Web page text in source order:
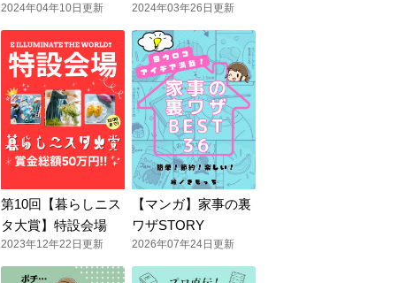
2024年04年10日更新 2024年03年26日更新
第10回【暮らしニス
タ大賞】特設会場
2023年12年22日更新
【マンガ】家事の裏
ワザSTORY
2026年07年24日更新